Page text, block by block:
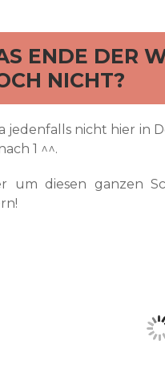
ENDE DER
NICHT?
jedenfalls nicht hier in
1 ^^.
um diesen ganzen